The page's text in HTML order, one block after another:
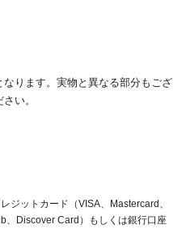
ります。実物と異なる部分もござ
い。
ジットカード（VISA、Mastercard、
、Discover Card）もしくは銀行口座